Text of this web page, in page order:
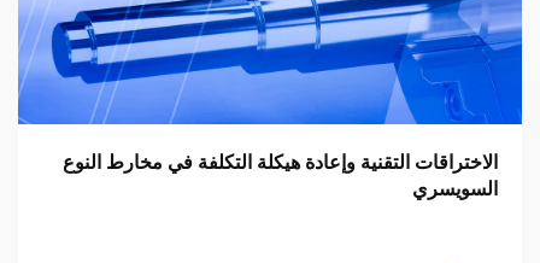
الاختراقات التقنية وإعادة هيكلة التكلفة في مخارط النوع
السويسري